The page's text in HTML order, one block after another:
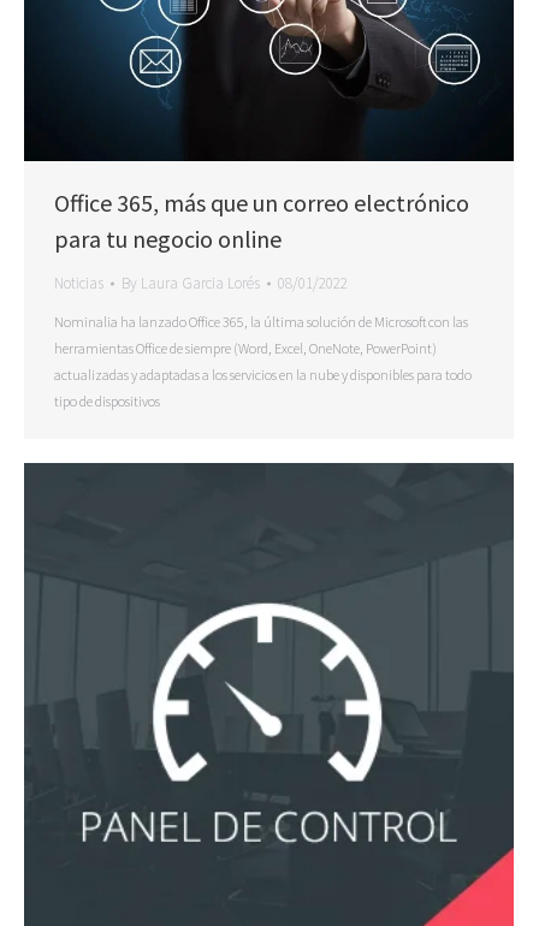
Office 365, más que un correo electrónico
para tu negocio online
Noticias By Laura Garcia Lorés 08/01/2022
Nominalia ha lanzado Office 365, la última solución de Microsoft con las
herramientas Office de siempre (Word, Excel, OneNote, PowerPoint)
actualizadas y adaptadas a los servicios en la nube y disponibles para todo
tipo de dispositivos